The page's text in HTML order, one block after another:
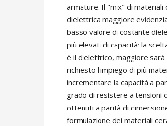
armature. Il "mix" di materiali
dielettrica maggiore
basso valore di costante
più elevati di capacità: la
è il dielettrico, maggiore
richiesto l'impiego di più
incrementare la capacità a
grado di resistere a tensioni
ottenuti a parità di
formulazione dei materiali